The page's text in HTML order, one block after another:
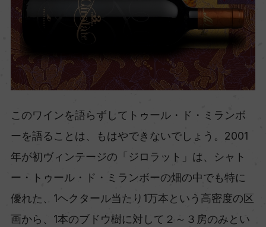
このワインを語らずしてトゥール・ド・ミランボ
ーを語ることは、もはやできないでしょう。2001
年が初ヴィンテージの「ジロラット」は、シャト
ー・トゥール・ド・ミランボーの畑の中でも特に
優れた、1ヘクタール当たり1万本という高密度の区
画から、1本のブドウ樹に対して２～３房のみとい